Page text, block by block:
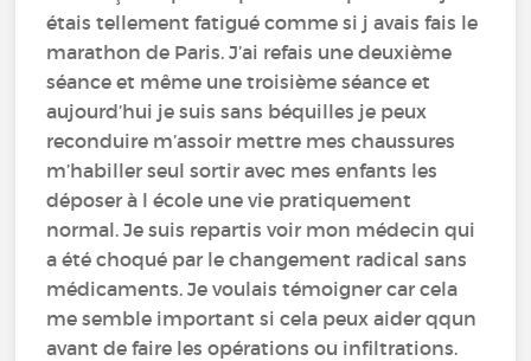
étais tellement fatigué comme si j avais fais le
marathon de Paris. J’ai refais une deuxième
séance et même une troisième séance et
aujourd’hui je suis sans béquilles je peux
reconduire m’assoir mettre mes chaussures
m’habiller seul sortir avec mes enfants les
déposer à l école une vie pratiquement
normal. Je suis repartis voir mon médecin qui
a été choqué par le changement radical sans
médicaments. Je voulais témoigner car cela
me semble important si cela peux aider qqun
avant de faire les opérations ou infiltrations.